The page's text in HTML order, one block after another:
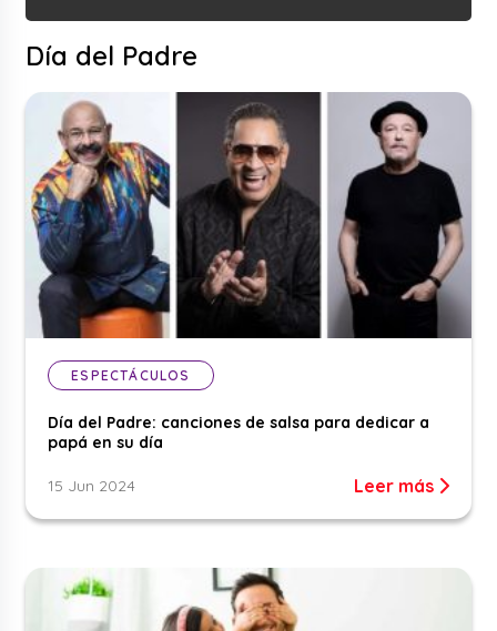
Día del Padre
ESPECTÁCULOS
Día del Padre: canciones de salsa para dedicar a
papá en su día
15 Jun 2024 Leer más